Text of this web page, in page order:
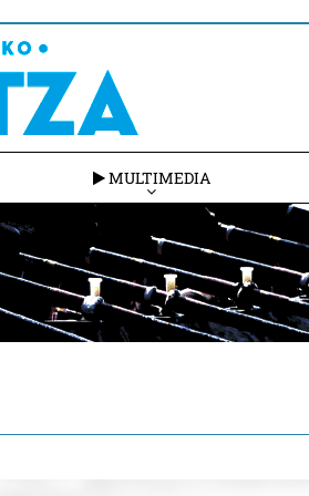
MULTIMEDIA